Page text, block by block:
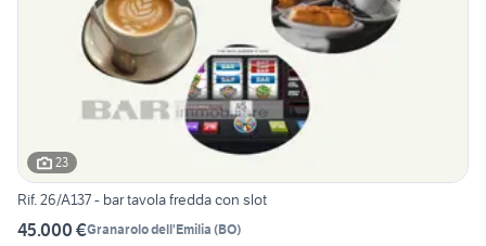
23
Rif. 26/A137 - bar tavola fredda con slot
45.000 €Granarolo dell'Emilia (BO)